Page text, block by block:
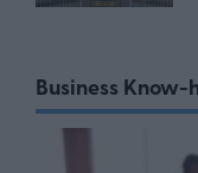
Business Know-